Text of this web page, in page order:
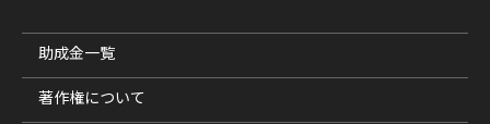
助成金一覧
著作権について